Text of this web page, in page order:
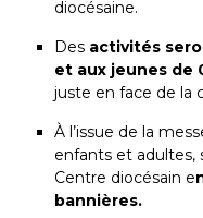
diocésaine.
Des activités
et aux jeunes de
juste en face de la
À l’issue de la
enfants et adultes,
Centre diocésain e
bannières.